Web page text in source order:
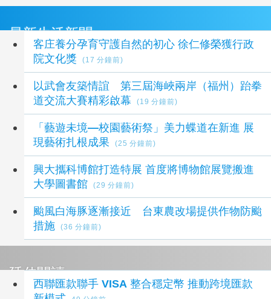
最新生活新聞
客庄養分孕育守護自然的初心 徐仁修榮獲行政
院文化獎
(17 分鐘前)
以武會友築情誼 第三屆海峽兩岸（福州）跆拳
道交流大賽精彩啟幕
(19 分鐘前)
「藝遊未境—校園藝術祭」美力蝶道在新進 展
現藝術扎根成果
(25 分鐘前)
興大攜科博館打造特展 首度將博物館展覽搬進
大學圖書館
(29 分鐘前)
颱風白海豚逐漸接近 台東農改場提供作物防颱
措施
(36 分鐘前)
延伸閱讀
西聯匯款聯手 VISA 整合穩定幣 推動跨境匯款